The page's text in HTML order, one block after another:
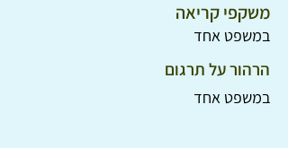
משקפי קריאה
במשפט אחד
הרהור על תרגום
במשפט אחד